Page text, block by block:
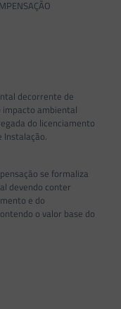
decorrente de
ambiental
do licenciamento
Instalação.
se formaliza
devendo conter
e do
o valor base do